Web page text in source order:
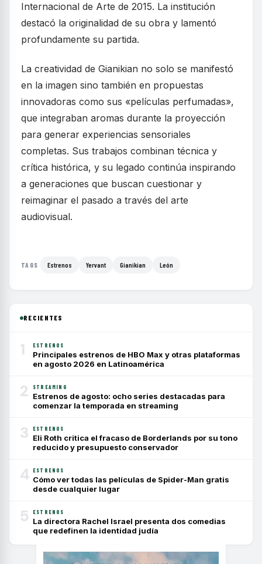
Internacional de Arte de 2015. La institución
destacó la originalidad de su obra y lamentó
profundamente su partida.
La creatividad de Gianikian no solo se manifestó
en la imagen sino también en propuestas
innovadoras como sus «películas perfumadas»,
que integraban aromas durante la proyección
para generar experiencias sensoriales
completas. Sus trabajos combinan técnica y
crítica histórica, y su legado continúa inspirando
a generaciones que buscan cuestionar y
reimaginar el pasado a través del arte
audiovisual.
TAGS Estrenos Yervant Gianikian León
RECIENTES
1 ESTRENOS
Principales estrenos de HBO Max y otras plataformas
en agosto 2026 en Latinoamérica
2 STREAMING
Estrenos de agosto: ocho series destacadas para
comenzar la temporada en streaming
3 ESTRENOS
Eli Roth critica el fracaso de Borderlands por su tono
reducido y presupuesto conservador
4 ESTRENOS
Cómo ver todas las películas de Spider-Man gratis
desde cualquier lugar
5 ESTRENOS
La directora Rachel Israel presenta dos comedias
que redefinen la identidad judía